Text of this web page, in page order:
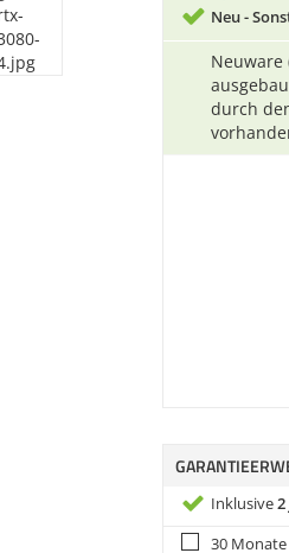
Neu -
Neuware
durch
Inklusive
30